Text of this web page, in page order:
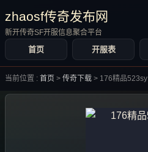
zhaosf传奇发布网
新开传奇SF开服信息聚合平台
首页 开服表
当前位置 : 首页 > 传奇下载 > 176精品523sy